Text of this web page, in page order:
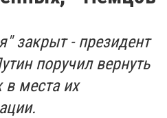
закрыт - президент
поручил вернуть
в места их